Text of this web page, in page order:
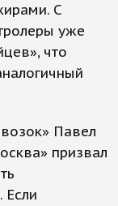
С
уже
что
Павел
призвал
Если